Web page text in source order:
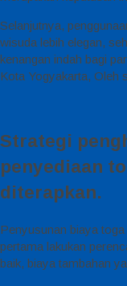
Selanjutnya,
wisuda lebih elegan,
kenangan indah bagi
Kota Yogyakarta, Oleh
Strategi
penyediaan
diterapkan.
Penyusunan biaya
pertama lakukan
baik, biaya tambahan